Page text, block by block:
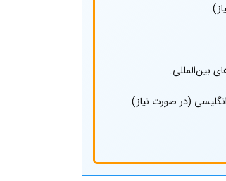
بین‌المللی.
(در صورت نیاز).